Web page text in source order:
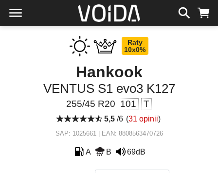
Raty
10x0%
Hankook
VENTUS S1 evo3 K127
255/45 R20 101 T
5,5/6 (31 opinii)
SAP: 1025661 | EAN: 8808563470726
A B 69dB